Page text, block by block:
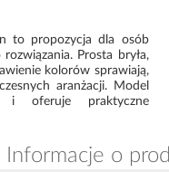
to propozycja dla osób
Prosta bryła,
kolorów sprawiają,
aranżacji. Model
i oferuje praktyczne
Informacje o